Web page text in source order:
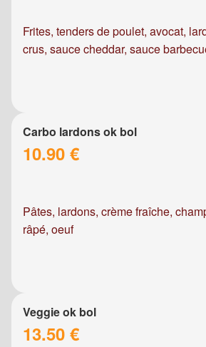
Frites, tenders de poulet, avocat,
crus, sauce cheddar, sauce
Carbo lardons ok bol
10.90 €
Pâtes, lardons, crème fraîche,
râpé, oeuf
Veggie ok bol
13.50 €